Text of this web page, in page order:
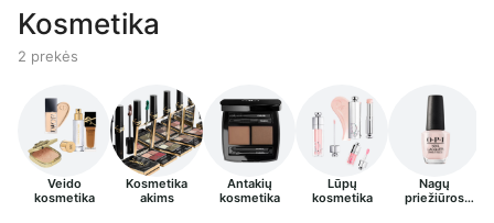
Kosmetika
2 prekės
Veido
kosmetika
Kosmetika
akims
Antakių
kosmetika
Lūpų
kosmetika
Nagų
priežiūros